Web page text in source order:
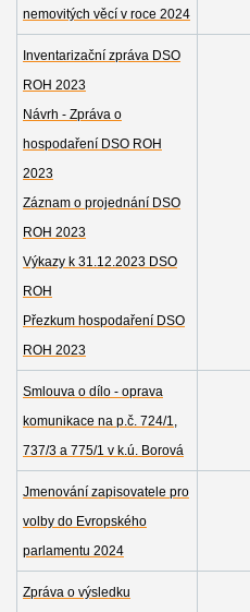
nemovitých věcí v roce 2024
Inventarizační zpráva DSO
ROH 2023
Návrh - Zpráva o
hospodaření DSO ROH
2023
Záznam o projednání DSO
ROH 2023
Výkazy k 31.12.2023 DSO
ROH
Přezkum hospodaření DSO
ROH 2023
Smlouva o dílo - oprava
komunikace na p.č. 724/1,
737/3 a 775/1 v k.ú. Borová
Jmenování zapisovatele pro
volby do Evropského
parlamentu 2024
Zpráva o výsledku